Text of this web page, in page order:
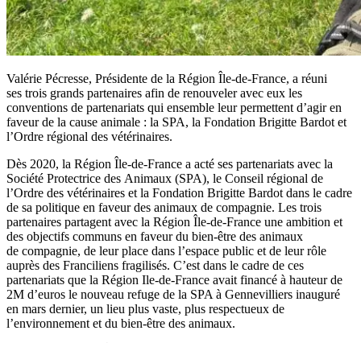
Valérie Pécresse, Présidente de la Région Île-de-France, a réuni
ses trois grands partenaires afin de renouveler avec eux les
conventions de partenariats qui ensemble leur permettent d’agir en
faveur de la cause animale : la SPA, la Fondation Brigitte Bardot et
l’Ordre régional des vétérinaires.
Dès 2020, la Région Île-de-France a acté ses partenariats avec la
Société Protectrice des Animaux (SPA), le Conseil régional de
l’Ordre des vétérinaires et la Fondation Brigitte Bardot dans le cadre
de sa politique en faveur des animaux de compagnie. Les trois
partenaires partagent avec la Région Île-de-France une ambition et
des objectifs communs en faveur du bien-être des animaux
de compagnie, de leur place dans l’espace public et de leur rôle
auprès des Franciliens fragilisés. C’est dans le cadre de ces
partenariats que la Région Ile-de-France avait financé à hauteur de
2M d’euros le nouveau refuge de la SPA à Gennevilliers inauguré
en mars dernier, un lieu plus vaste, plus respectueux de
l’environnement et du bien-être des animaux.